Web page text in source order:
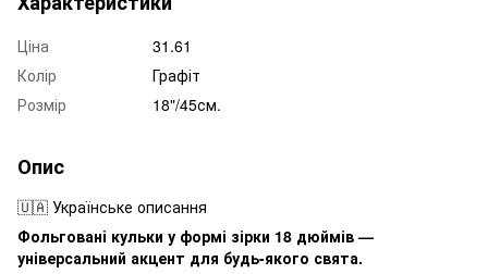
Ціна
31.61
Колір
Графіт
Розмір
18"/45см.
Опис
🇺🇦 Українське описання
Фольговані кульки у формі зірки 18 дюймів —
універсальний акцент для будь-якого свята.